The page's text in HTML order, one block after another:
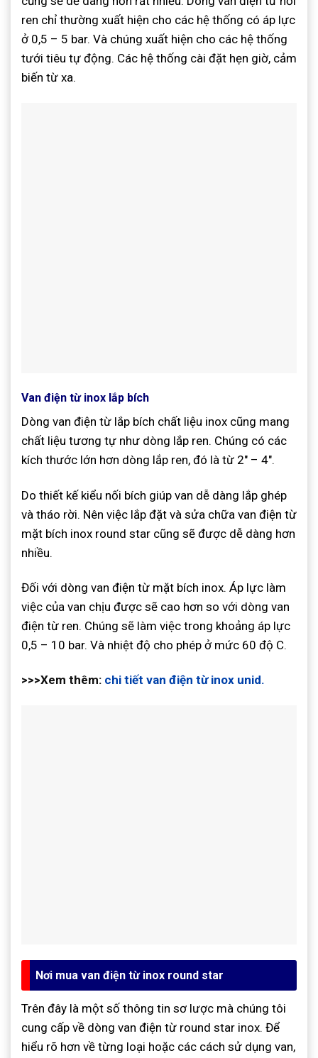
ren chỉ thường xuất hiện cho các hệ thống có áp lực
ở 0,5 – 5 bar. Và chúng xuất hiện cho các hệ thống
tưới tiêu tự động. Các hệ thống cài đặt hẹn giờ, cảm
biến từ xa.
Van điện từ inox lắp bích
Dòng van điện từ lắp bích chất liệu inox cũng mang
chất liệu tương tự như dòng lắp ren. Chúng có các
kích thước lớn hơn dòng lắp ren, đó là từ 2″ – 4″.
Do thiết kế kiểu nối bích giúp van dễ dàng lắp ghép
và tháo rời. Nên việc lắp đặt và sửa chữa van điện từ
mặt bích inox round star cũng sẽ được dễ dàng hơn
nhiều.
Đối với dòng van điện từ mặt bích inox. Áp lực làm
việc của van chịu được sẽ cao hơn so với dòng van
điện từ ren. Chúng sẽ làm việc trong khoảng áp lực
0,5 – 10 bar. Và nhiệt độ cho phép ở mức 60 độ C.
>>>Xem thêm: chi tiết van điện từ inox unid.
Nơi mua van điện từ inox round star
Trên đây là một số thông tin sơ lược mà chúng tôi
cung cấp về dòng van điện từ round star inox. Để
hiểu rõ hơn về từng loại hoặc các cách sử dụng van,